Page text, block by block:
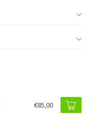
€85,00